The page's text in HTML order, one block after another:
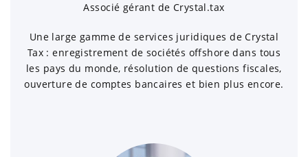
Associé gérant de Crystal.tax
Une large gamme de services juridiques de Crystal
Tax : enregistrement de sociétés offshore dans tous
les pays du monde, résolution de questions fiscales,
ouverture de comptes bancaires et bien plus encore.